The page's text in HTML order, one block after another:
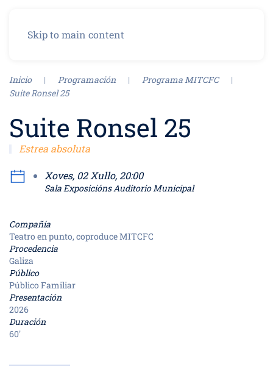
Skip to main content
Inicio Programación
Programa MITCFC
Suite Ronsel 25
Suite Ronsel 25
Estrea absoluta
Xoves, 02 Xullo, 20:00
Sala Exposicións Auditorio Municipal
Compañía
Teatro en punto, coproduce MITCFC
Procedencia
Galiza
Público
Público Familiar
Presentación
2026
Duración
60'